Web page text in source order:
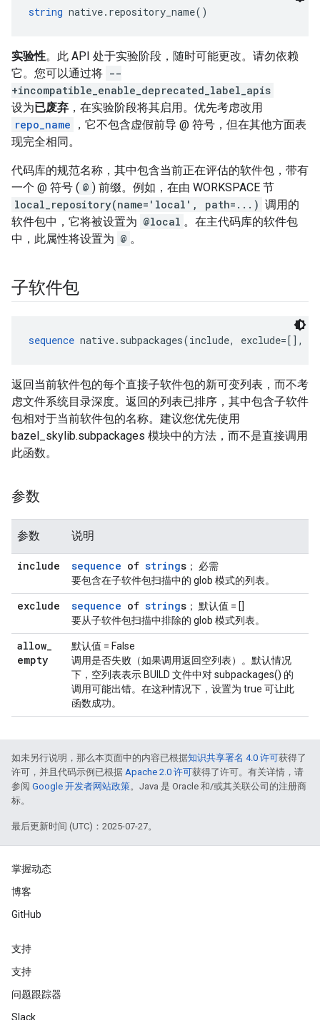
string native.repository_name()
实验性。此 API 处于实验阶段，随时可能更改。请勿依赖
它。您可以通过将 --
+incompatible_enable_deprecated_label_apis
设为已废弃 ，在实验阶段将其启用。优先考虑改用
repo_name
，它不包含虚假前导 @ 符号，但在其他方面表
现完全相同。
代码库的规范名称，其中包含当前正在评估的软件包，带有
一个 @ 符号 ( @ ) 前缀。例如，在由 WORKSPACE 节
local_repository(name='local', path=...) 调用的
软件包中，它将被设置为 @local 。在主代码库的软件包
中，此属性将设置为 @ 。
子软件包
sequence native.subpackages(include, exclude=[],
返回当前软件包的每个直接子软件包的新可变列表，而不考
虑文件系统目录深度。返回的列表已排序，其中包含子软件
包相对于当前软件包的名称。建议您优先使用
bazel_skylib.subpackages 模块中的方法，而不是直接调用
此函数。
参数
参数 说明
include sequence of strings ； 必需
要包含在子软件包扫描中的 glob 模式的列表。
exclude sequence of strings ； 默认值 = []
要从子软件包扫描中排除的 glob 模式列表。
allow_
empty
默认值 = False
调用是否失败（如果调用返回空列表）。默认情况
下，空列表表示 BUILD 文件中对 subpackages() 的
调用可能出错。在这种情况下，设置为 true 可让此
函数成功。
如未另行说明，那么本页面中的内容已根据知识共享署名 4.0 许可获得了
许可，并且代码示例已根据 Apache 2.0 许可获得了许可。有关详情，请
参阅 Google 开发者网站政策。Java 是 Oracle 和/或其关联公司的注册商
标。
最后更新时间 (UTC)：2025-07-27。
掌握动态
博客
GitHub
支持
支持
问题跟踪器
Slack